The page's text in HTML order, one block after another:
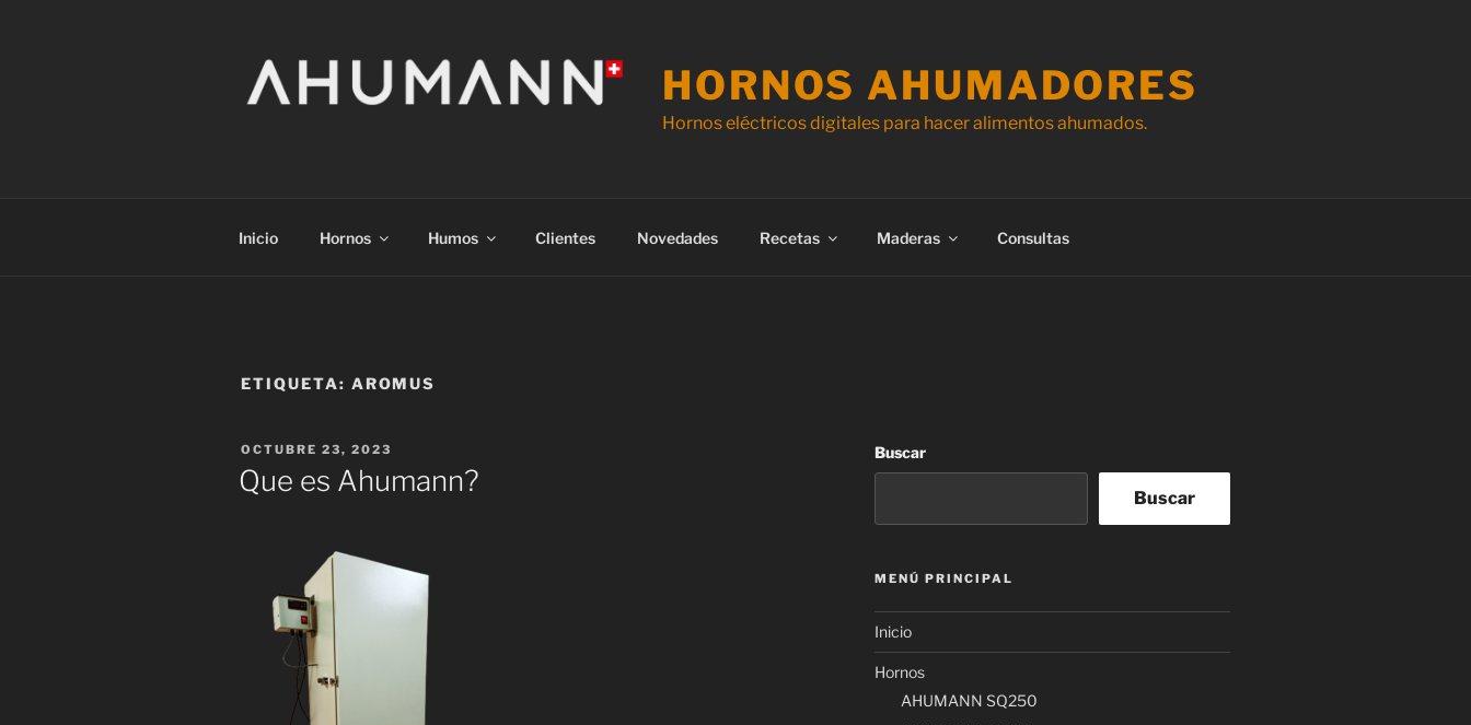
HORNOS AHUMADORES
Hornos eléctricos digitales para hacer alimentos ahumados.
Inicio Hornos Humos Clientes Novedades Recetas Maderas Consultas
ETIQUETA: AROMUS
PUBLICADO
EL
OCTUBRE 23, 2023
Que es Ahumann?
Buscar
Buscar
MENÚ PRINCIPAL
Inicio
Hornos
AHUMANN SQ250